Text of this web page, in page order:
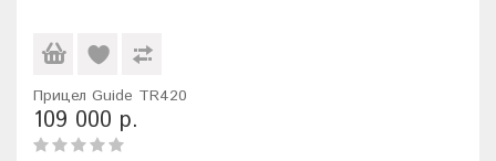
Прицел Guide TR420
109 000 р.